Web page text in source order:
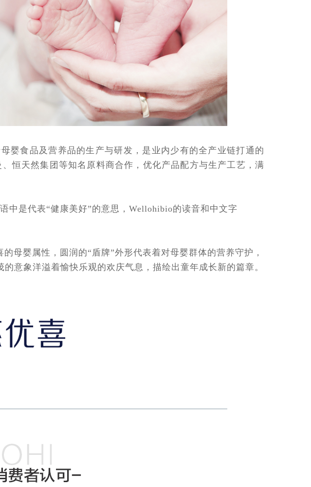
婴食品及营养品的生产与研发，是业内少有的全产业链打通的
恒天然集团等知名原料商合作，优化产品配方与生产工艺，满
中是代表“健康美好”的意思，Wellohibio的读音和中文字
母婴属性，圆润的“盾牌”外形代表着对母婴群体的营养守护，
意象洋溢着愉快乐观的欢庆气息，描绘出童年成长新的篇章。